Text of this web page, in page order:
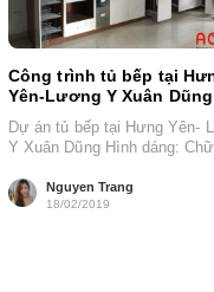
Công trình tủ bếp tại
Yên-Lương Y Xuân Dũng
Dự án tủ bếp tại Hưng Yên-
Y Xuân Dũng Hình dáng: Chữ
Nguyen Trang
18/02/2019